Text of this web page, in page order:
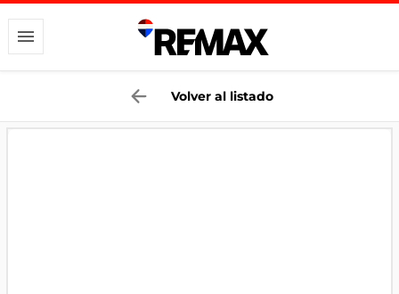
Volver al listado